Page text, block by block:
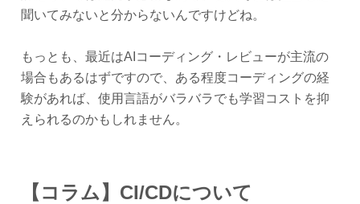
聞いてみないと分からないんですけどね。
もっとも、最近はAIコーディング・レビューが主流の
場合もあるはずですので、ある程度コーディングの経
験があれば、使用言語がバラバラでも学習コストを抑
えられるのかもしれません。
【コラム】CI/CDについて